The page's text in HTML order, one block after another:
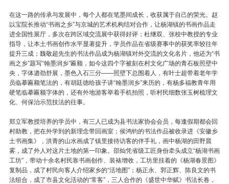
在这一路的传承与发展中，每个人都在笔墨间成长，收获属于自己的荣光。赵
以宝院长推动“书画之乡”与京城的艺术机构结对合作，让杨湖镇的书画作品走
进全国性展厅，多次在跨区域交流展中获得好评；杜继双、张校中教授的专业
指导，让本土书画创作水平显著提升，学员作品在省级赛事中的获奖率较往年
提升三成；魏敬超先生的书法作品成为杨湖镇对外交流的文化名片，他还为“书
画之乡”题写“翰墨润乡”匾额，如今这四个字被刻在村文化广场的青石板照壁中
央，字体遒劲舒展，墨色入石三分——照壁下总围着人，有叶士超带着老年学
员临摹匾额笔法的，有胡廷德给孩子讲“翰墨润乡”来历的，有杨多福教青年用
硬笔临摹匾额字体的，还有外地游客举着手机拍照，听村民细数张玉树梳理文
化、何保治示范技法的往事。
郑立军教授培养的学员中，有三人已成为县书法家协会会员，每逢假期都会回
村助教，把在外学到的新理念带回画室；侯鸿钧的书法作品被收录进《安徽乡
土书画集》，洪青的山水画成了镇里接待访客的伴手礼，画中杨湖的田野晨
雾，成了外人对这片土地的第一印象。邵灿凭省级工匠身份牵头成立“杨湖书画
工坊”，带动十余名村民靠书画创作、装裱增收，工坊里挂着的《杨湖春景图》
复制品，成了村民向客人介绍家乡的“活地图”；杨正永、郭正辉、陈良文的书
法组合，成了市县文化活动的“常客”，三人合作的《盛世中华赋》书法长卷，